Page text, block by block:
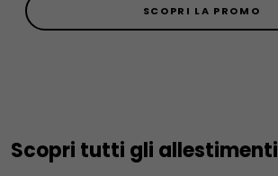
SCOPRI LA PROMO
Scopri tutti gli allestimenti